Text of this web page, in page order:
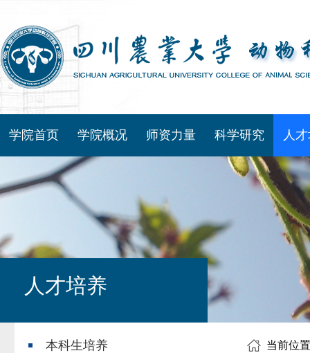
学院首页 学院概况 师资力量 科学研究 人
人才培养
本科生培养 当前位